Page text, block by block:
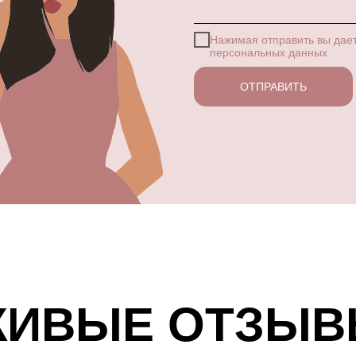
Нажимая отправить вы
персональных данных
ОТПРАВИТЬ